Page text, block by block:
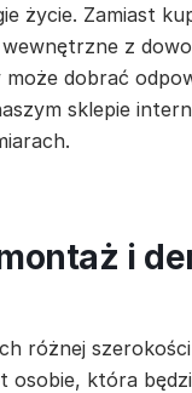
życie. Zamiast
z
dobrać
sklepie
i
różnej
osobie, która